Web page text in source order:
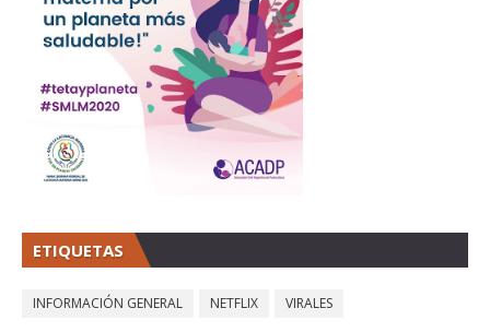
ETIQUETAS
INFORMACIÓN GENERAL NETFLIX VIRALES